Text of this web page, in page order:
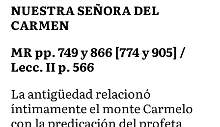
NUESTRA SEÑORA DEL
CARMEN
MR pp. 749 y 866 [774 y 905] /
Lecc. II p. 566
La antigüedad relacionó
íntimamente el monte Carmelo
con la predicación del profeta